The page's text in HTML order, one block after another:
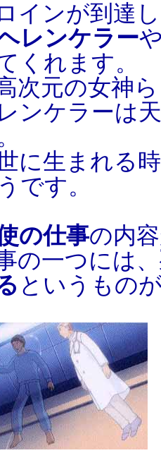
インが到達
レンケラー
くれます。
次元の女神
ンケラーは
に生まれる
です。
の仕事の内
の一つには、
というもの